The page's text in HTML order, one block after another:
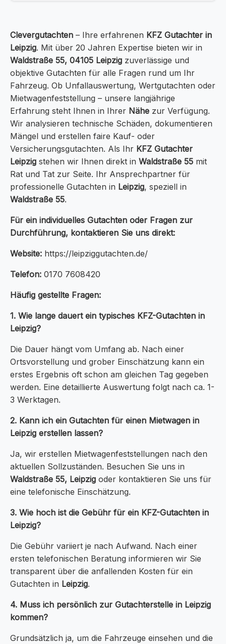
Clevergutachten – Ihre erfahrenen KFZ Gutachter in
Leipzig. Mit über 20 Jahren Expertise bieten wir in
Waldstraße 55, 04105 Leipzig zuverlässige und
objektive Gutachten für alle Fragen rund um Ihr
Fahrzeug. Ob Unfallauswertung, Wertgutachten oder
Mietwagenfeststellung – unsere langjährige
Erfahrung steht Ihnen in Ihrer Nähe zur Verfügung.
Wir analysieren technische Schäden, dokumentieren
Mängel und erstellen faire Kauf- oder
Versicherungsgutachten. Als Ihr KFZ Gutachter
Leipzig stehen wir Ihnen direkt in Waldstraße 55 mit
Rat und Tat zur Seite. Ihr Ansprechpartner für
professionelle Gutachten in Leipzig, speziell in
Waldstraße 55.
Für ein individuelles Gutachten oder Fragen zur
Durchführung, kontaktieren Sie uns direkt:
Website: https://leipziggutachten.de/
Telefon: 0170 7608420
Häufig gestellte Fragen:
1. Wie lange dauert ein typisches KFZ-Gutachten in
Leipzig?
Die Dauer hängt vom Umfang ab. Nach einer
Ortsvorstellung und grober Einschätzung kann ein
erstes Ergebnis oft schon am gleichen Tag gegeben
werden. Eine detaillierte Auswertung folgt nach ca. 1-
3 Werktagen.
2. Kann ich ein Gutachten für einen Mietwagen in
Leipzig erstellen lassen?
Ja, wir erstellen Mietwagenfeststellungen nach den
aktuellen Sollzuständen. Besuchen Sie uns in
Waldstraße 55, Leipzig oder kontaktieren Sie uns für
eine telefonische Einschätzung.
3. Wie hoch ist die Gebühr für ein KFZ-Gutachten in
Leipzig?
Die Gebühr variiert je nach Aufwand. Nach einer
ersten telefonischen Beratung informieren wir Sie
transparent über die anfallenden Kosten für ein
Gutachten in Leipzig.
4. Muss ich persönlich zur Gutachterstelle in Leipzig
kommen?
Grundsätzlich ja, um die Fahrzeuge einsehen und die